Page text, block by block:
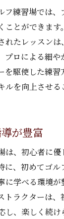
フ練習場では、
ことができます
れたレッスンは
プロによる細や
を駆使した練
ルを向上させる
が豊富
は、初心者に優
に、初めてゴ
に学べる環境
トラクターは、
し、楽しく続け